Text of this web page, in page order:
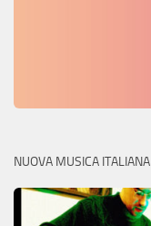
NUOVA MUSICA ITALIANA